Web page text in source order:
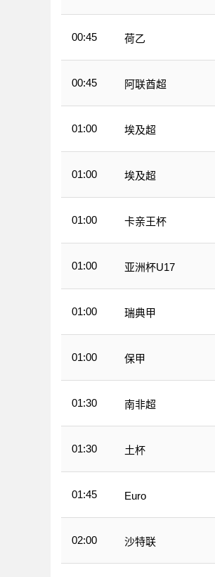
00:45 荷乙
00:45 阿联酋超
01:00 埃及超
01:00 埃及超
01:00 卡亲王杯
01:00 亚洲杯U17
01:00 瑞典甲
01:00 保甲
01:30 南非超
01:30 土杯
01:45 Euro
02:00 沙特联